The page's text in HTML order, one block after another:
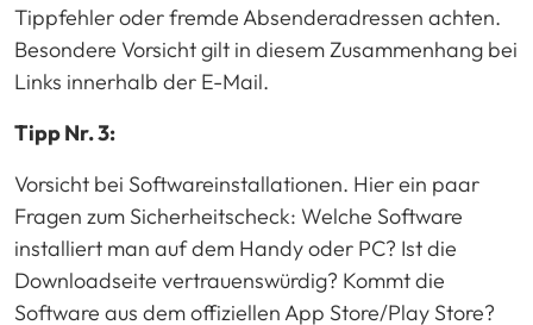
Tippfehler oder fremde Absenderadressen achten.
Besondere Vorsicht gilt in diesem Zusammenhang bei
Links innerhalb der E-Mail.
Tipp Nr. 3:
Vorsicht bei Softwareinstallationen. Hier ein paar
Fragen zum Sicherheitscheck: Welche Software
installiert man auf dem Handy oder PC? Ist die
Downloadseite vertrauenswürdig? Kommt die
Software aus dem offiziellen App Store/Play Store?